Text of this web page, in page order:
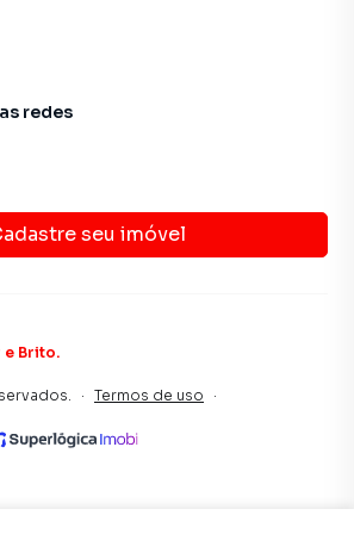
seu imóvel
redes
Brito.
· Termos de uso ·